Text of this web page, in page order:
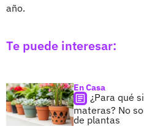
año.
Te puede interesar:
En Casa
¿Para qué
materas? No
de plantas